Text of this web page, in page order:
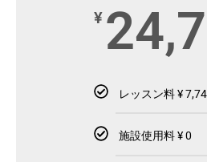
¥
レッスン料 ¥
施設使用料 ¥ 0